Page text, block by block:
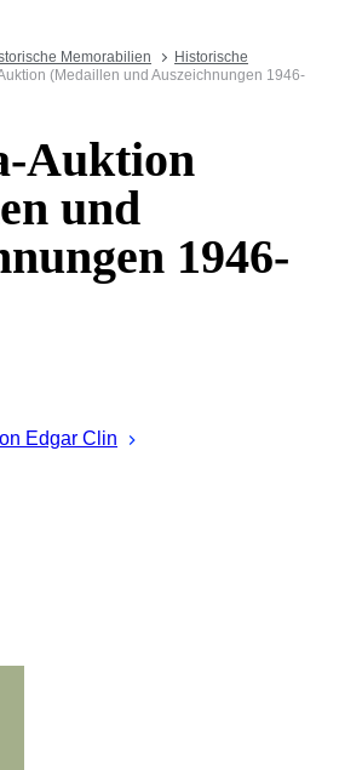
Memorabilien
Historische
(Medaillen und Auszeichnungen 1946-
Auktion
und
1946-
Edgar Clin